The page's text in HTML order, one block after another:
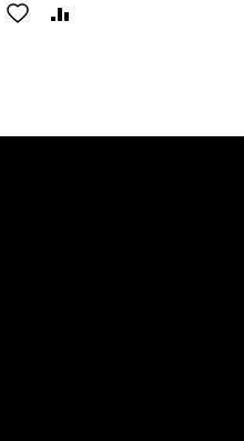
LISÄÄ